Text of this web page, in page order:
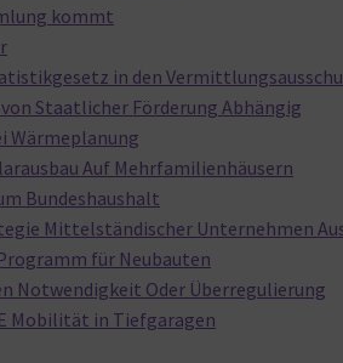
kommt
in den
Staatlicher Förderung Abhängig
Wärmeplanung
Auf Mehrfamilienhäusern
Bundeshaushalt
Mittelständischer Unternehmen
für Neubauten
Notwendigkeit Oder Überregulierung
Mobilität in Tiefgaragen